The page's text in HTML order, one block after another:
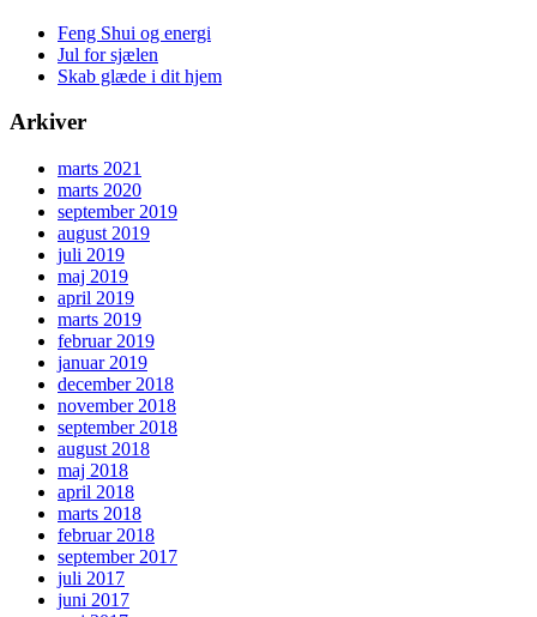
Feng Shui og energi
Jul for sjælen
Skab glæde i dit hjem
Arkiver
marts 2021
marts 2020
september 2019
august 2019
juli 2019
maj 2019
april 2019
marts 2019
februar 2019
januar 2019
december 2018
november 2018
september 2018
august 2018
maj 2018
april 2018
marts 2018
februar 2018
september 2017
juli 2017
juni 2017